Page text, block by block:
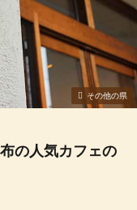
の人気カフェの
その他の県